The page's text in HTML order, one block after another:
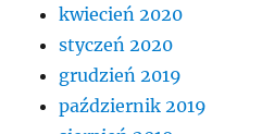
kwiecień 2020
styczeń 2020
grudzień 2019
październik 2019